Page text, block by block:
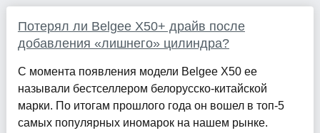
Потерял ли Belgee X50+ драйв после
добавления «лишнего» цилиндра?
С момента появления модели Belgee X50 ее
называли бестселлером белорусско-китайской
марки. По итогам прошлого года он вошел в топ-5
самых популярных иномарок на нашем рынке.